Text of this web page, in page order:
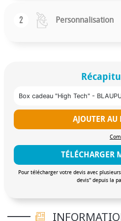
2 Personnalisation
Box cadeau "High Tech" -
AJOUTER AU
TÉLÉCHARGER
Pour télécharger votre devis avec
devis" depuis la